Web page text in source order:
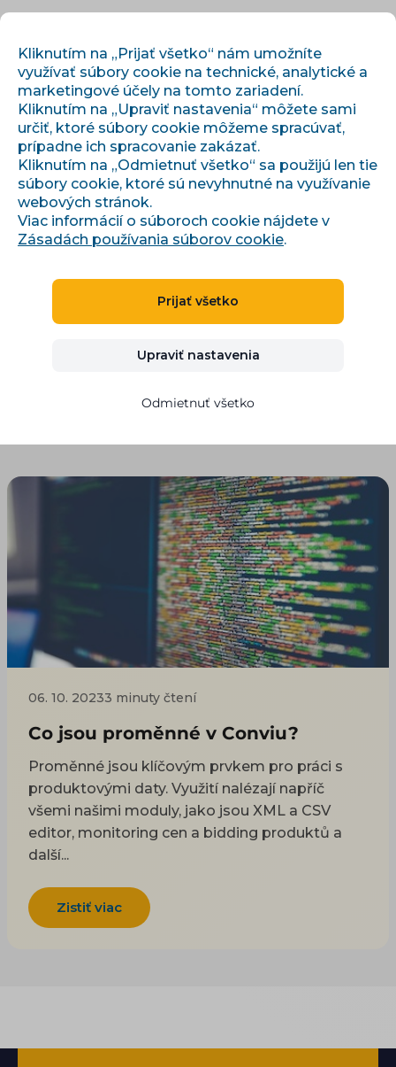
Radek Pavlík
ČLÁNKY AUTORA
06. 10. 20233 minuty čtení
Co jsou proměnné v Conviu?
Proměnné jsou klíčovým prvkem pro práci s
produktovými daty. Využití nalézají napříč
všemi našimi moduly, jako jsou XML a CSV
editor, monitoring cen a bidding produktů a
další...
Zistiť viac
Kliknutím na „Prijať všetko“ nám umožníte
využívať súbory cookie na technické, analytické a
marketingové účely na tomto zariadení.
Kliknutím na „Upraviť nastavenia“ môžete sami
určiť, ktoré súbory cookie môžeme spracúvať,
prípadne ich spracovanie zakázať.
Kliknutím na „Odmietnuť všetko“ sa použijú len tie
súbory cookie, ktoré sú nevyhnutné na využívanie
webových stránok.
Viac informácií o súboroch cookie nájdete v
Zásadách používania súborov cookie.
Prijať všetko
Upraviť nastavenia
Odmietnuť všetko